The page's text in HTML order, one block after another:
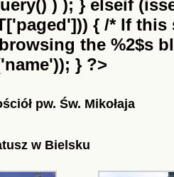
) ); } elseif
{ /* If
the %2$s
} ?>
pw. Św. Mikołaja
w Bielsku